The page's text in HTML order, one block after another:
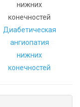
Диабетическая
ангиопатия
нижних
конечностей